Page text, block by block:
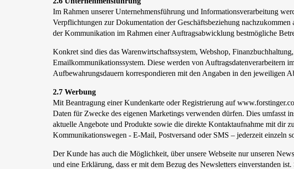
Im Rahmen unserer Unternehmensführung und Informationsverarbeitung
Verpflichtungen zur Dokumentation der Geschäftsbeziehung
der Kommunikation im Rahmen einer Auftragsabwicklung bestmögliche
Konkret sind dies das Warenwirtschaftssystem, Webshop,
Emailkommunikationssystem. Diese werden von Auftragsdatenverarbeitern
Aufbewahrungsdauern korrespondieren mit den Angaben in den jeweiligen
2.7 Werbung
Mit Beantragung einer Kundenkarte oder Registrierung auf
Daten für Zwecke des eigenen Marketings verwenden dürfen. Dies umfasst
aktuelle Angebote und Produkte sowie die direkte Kontaktaufnahme mit dir
Kommunikationswegen - E-Mail, Postversand oder SMS – jederzeit einzeln
Der Kunde has auch die Möglichkeit, über unsere Webseite nur unseren
und eine Erklärung, dass er mit dem Bezug des Newsletters einverstanden